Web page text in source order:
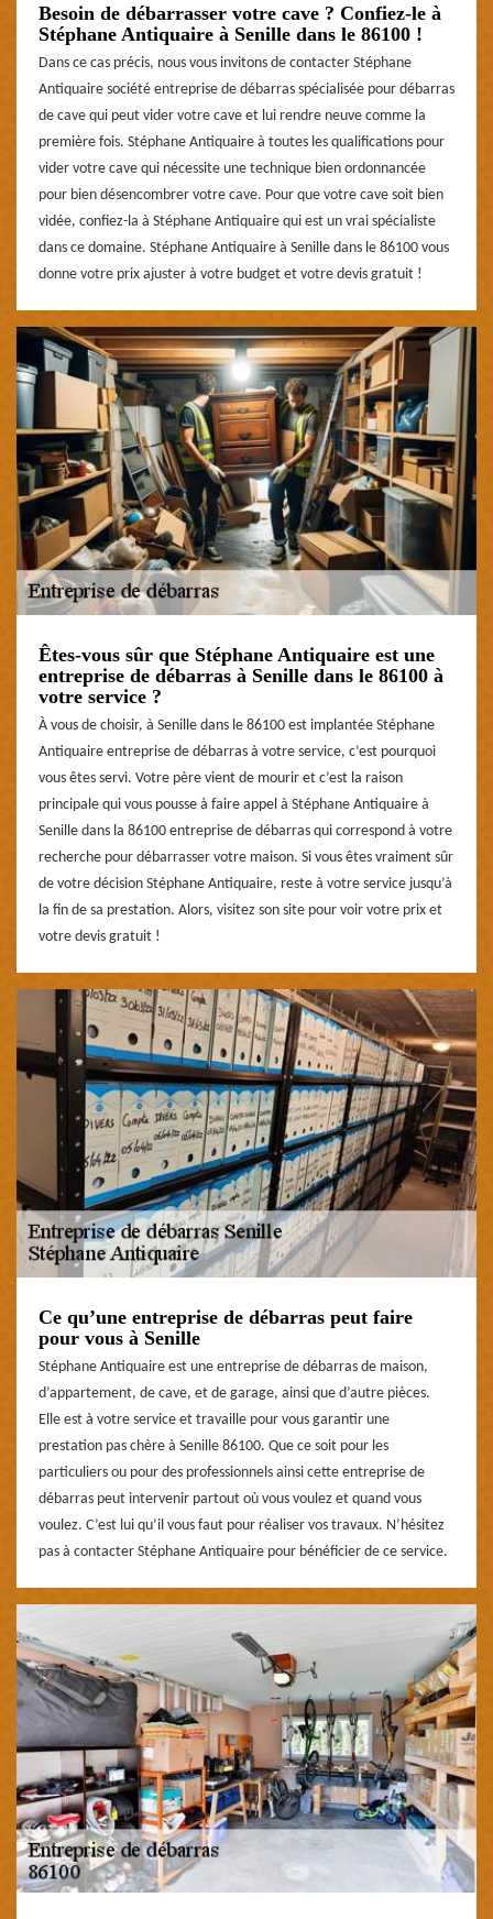
Besoin de débarrasser votre cave ? Confiez-le à
Stéphane Antiquaire à Senille dans le 86100 !
Dans ce cas précis, nous vous invitons de contacter Stéphane
Antiquaire société entreprise de débarras spécialisée pour débarras
de cave qui peut vider votre cave et lui rendre neuve comme la
première fois. Stéphane Antiquaire à toutes les qualifications pour
vider votre cave qui nécessite une technique bien ordonnancée
pour bien désencombrer votre cave. Pour que votre cave soit bien
vidée, confiez-la à Stéphane Antiquaire qui est un vrai spécialiste
dans ce domaine. Stéphane Antiquaire à Senille dans le 86100 vous
donne votre prix ajuster à votre budget et votre devis gratuit !
Êtes-vous sûr que Stéphane Antiquaire est une
entreprise de débarras à Senille dans le 86100 à
votre service ?
À vous de choisir, à Senille dans le 86100 est implantée Stéphane
Antiquaire entreprise de débarras à votre service, c’est pourquoi
vous êtes servi. Votre père vient de mourir et c’est la raison
principale qui vous pousse à faire appel à Stéphane Antiquaire à
Senille dans la 86100 entreprise de débarras qui correspond à votre
recherche pour débarrasser votre maison. Si vous êtes vraiment sûr
de votre décision Stéphane Antiquaire, reste à votre service jusqu’à
la fin de sa prestation. Alors, visitez son site pour voir votre prix et
votre devis gratuit !
Ce qu’une entreprise de débarras peut faire
pour vous à Senille
Stéphane Antiquaire est une entreprise de débarras de maison,
d’appartement, de cave, et de garage, ainsi que d’autre pièces.
Elle est à votre service et travaille pour vous garantir une
prestation pas chère à Senille 86100. Que ce soit pour les
particuliers ou pour des professionnels ainsi cette entreprise de
débarras peut intervenir partout où vous voulez et quand vous
voulez. C’est lui qu’il vous faut pour réaliser vos travaux. N’hésitez
pas à contacter Stéphane Antiquaire pour bénéficier de ce service.